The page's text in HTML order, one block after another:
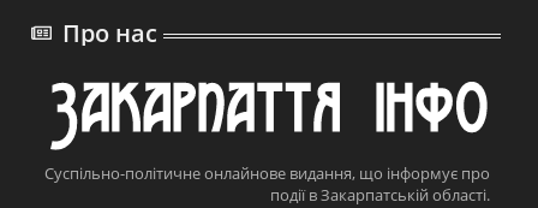
Про нас
Суспільно-політичне онлайнове видання, що інформує про
події в Закарпатській області.